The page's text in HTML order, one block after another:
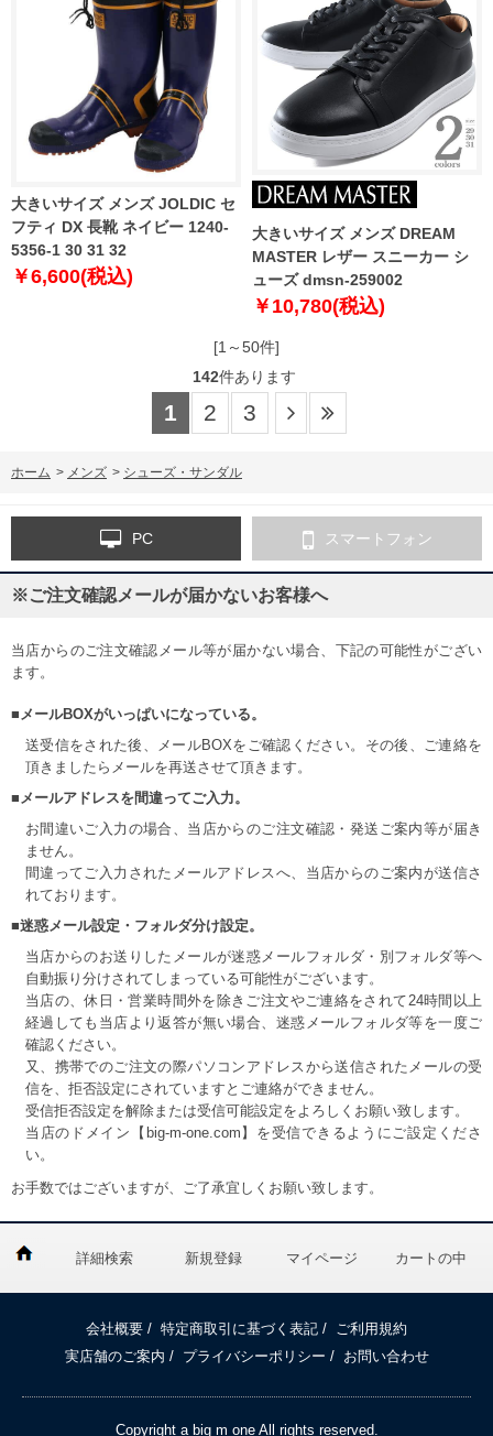
大きいサイズ メンズ JOLDIC セ
フティ DX 長靴 ネイビー 1240-
5356-1 30 31 32
￥6,600(税込)
大きいサイズ メンズ DREAM
MASTER レザー スニーカー シ
ューズ dmsn-259002
￥10,780(税込)
[1～50件]
142件あります
1 2 3
ホーム > メンズ > シューズ・サンダル
PC スマートフォン
※ご注文確認メールが届かないお客様へ
当店からのご注文確認メール等が届かない場合、下記の可能性がござい
ます。
■メールBOXがいっぱいになっている。
送受信をされた後、メールBOXをご確認ください。その後、ご連絡を
頂きましたらメールを再送させて頂きます。
■メールアドレスを間違ってご入力。
お間違いご入力の場合、当店からのご注文確認・発送ご案内等が届き
ません。
間違ってご入力されたメールアドレスへ、当店からのご案内が送信さ
れております。
■迷惑メール設定・フォルダ分け設定。
当店からのお送りしたメールが迷惑メールフォルダ・別フォルダ等へ
自動振り分けされてしまっている可能性がございます。
当店の、休日・営業時間外を除きご注文やご連絡をされて24時間以上
経過しても当店より返答が無い場合、迷惑メールフォルダ等を一度ご
確認ください。
又、携帯でのご注文の際パソコンアドレスから送信されたメールの受
信を、拒否設定にされていますとご連絡ができません。
受信拒否設定を解除または受信可能設定をよろしくお願い致します。
当店のドメイン【big-m-one.com】を受信できるようにご設定くださ
い。
お手数ではございますが、ご了承宜しくお願い致します。
詳細検索 新規登録 マイページ カートの中
会社概要 / 特定商取引に基づく表記 / ご利用規約
実店舗のご案内 / プライバシーポリシー / お問い合わせ
Copyright a big m one All rights reserved.